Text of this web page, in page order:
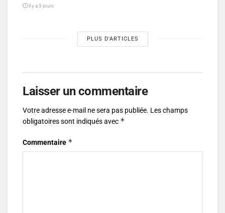
il y a 3 jours
PLUS D'ARTICLES
Laisser un commentaire
Votre adresse e-mail ne sera pas publiée. Les champs
obligatoires sont indiqués avec *
Commentaire *